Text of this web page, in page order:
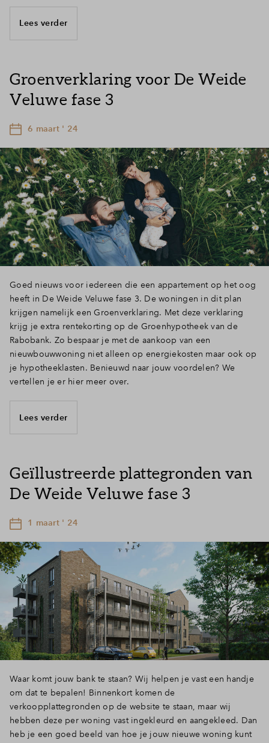
Lees verder
Groenverklaring voor De Weide
Veluwe fase 3
6 maart ' 24
Goed nieuws voor iedereen die een appartement op het oog
heeft in De Weide Veluwe fase 3. De woningen in dit plan
krijgen namelijk een Groenverklaring. Met deze verklaring
krijg je extra rentekorting op de Groenhypotheek van de
Rabobank. Zo bespaar je met de aankoop van een
nieuwbouwwoning niet alleen op energiekosten maar ook op
je hypotheeklasten. Benieuwd naar jouw voordelen? We
vertellen je er hier meer over.
Lees verder
Geïllustreerde plattegronden van
De Weide Veluwe fase 3
1 maart ' 24
Waar komt jouw bank te staan? Wij helpen je vast een handje
om dat te bepalen! Binnenkort komen de
verkoopplattegronden op de website te staan, maar wij
hebben deze per woning vast ingekleurd en aangekleed. Dan
heb je een goed beeld van hoe je jouw nieuwe woning kunt